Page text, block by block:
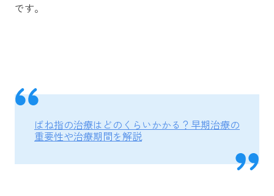
です。
ばね指の治療はどのくらいかかる？早期治療の
重要性や治療期間を解説